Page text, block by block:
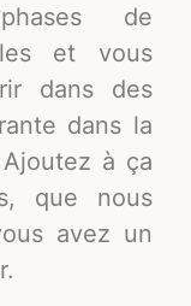
de
et vous
dans des
dans la
à ça
que nous
avez un